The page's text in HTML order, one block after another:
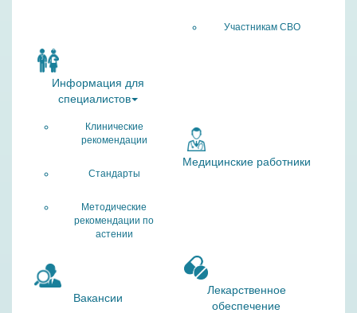
Участникам СВО
Информация для
специалистов
Клинические
рекомендации
Стандарты
Методические
рекомендации по
астении
Медицинские работники
Вакансии
Лекарственное
обеспечение